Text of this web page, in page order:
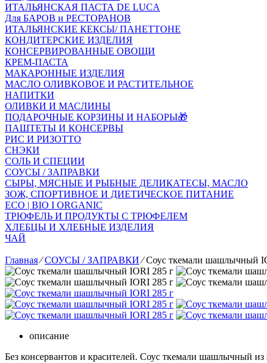
ИТАЛЬЯНСКАЯ ПАСТА DE LUCA
Для БАРОВ и РЕСТОРАНОВ
ИТАЛЬЯНСКИЕ КЕКСЫ/ ПАНЕТТОНЕ
КОНДИТЕРСКИЕ ИЗДЕЛИЯ
КОНСЕРВИРОВАННЫЕ ОВОЩИ
КРЕМ-ПАСТА
МАКАРОННЫЕ ИЗДЕЛИЯ
МАСЛО ОЛИВКОВОЕ И РАСТИТЕЛЬНОЕ
НАПИТКИ
ОЛИВКИ И МАСЛИНЫ
ПОДАРОЧНЫЕ КОРЗИНЫ И НАБОРЫ🎁
ПАШТЕТЫ И КОНСЕРВЫ
РИС И РИЗОТТО
СНЭКИ
СОЛЬ И СПЕЦИИ
СОУСЫ / ЗАПРАВКИ
СЫРЫ, МЯСНЫЕ И РЫБНЫЕ ДЕЛИКАТЕСЫ, МАСЛО
ЗОЖ, СПОРТИВНОЕ И ДИЕТИЧЕСКОЕ ПИТАНИЕ
ECO | BIO I ORGANIC
ТРЮФЕЛЬ И ПРОДУКТЫ С ТРЮФЕЛЕМ
ХЛЕБЦЫ И ХЛЕБНЫЕ ИЗДЕЛИЯ
ЧАЙ
Главная⁄СОУСЫ / ЗАПРАВКИ ⁄ Соус ткемали шашлычный
описание
Без консервантов и красителей. Соус ткемали шашлычный